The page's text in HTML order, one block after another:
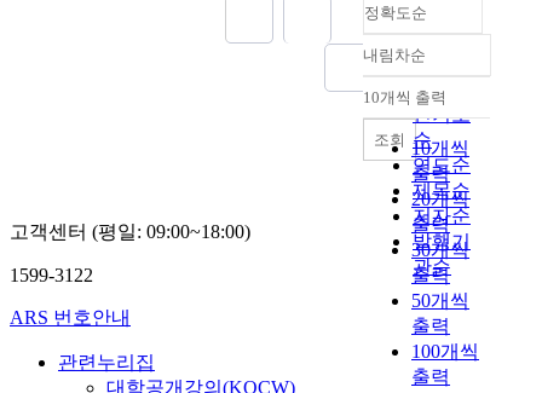
정확도순
정확도
순
인기도
순
연도순
제목순
저자순
발행기
관순
내림차순
내림차순
10개씩 출력
10개씩
출력
20개씩
출력
30개씩
출력
50개씩
출력
100개씩
출력
조회
고객센터 (평일: 09:00~18:00)
1599-3122
ARS 번호안내
관련누리집
대학공개강의(KOCW)